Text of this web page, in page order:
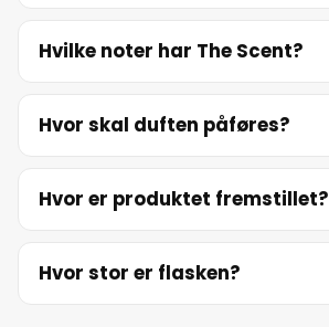
15. juni 2026
16. juni 2026
17. juni 2026
18. juni 2026
Hvilke noter har The Scent?
Hvor skal duften påføres?
Hvor er produktet fremstillet?
Hvor stor er flasken?